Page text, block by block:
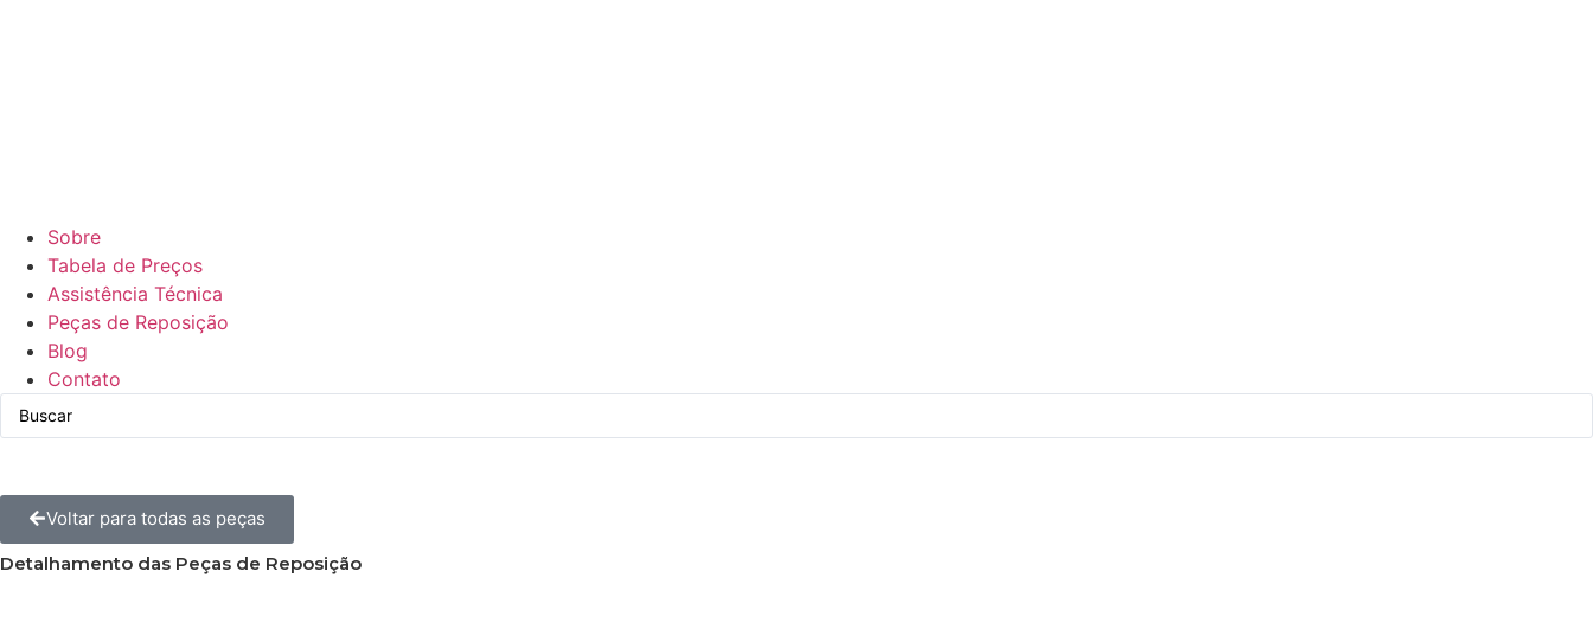
Sobre
Tabela de Preços
Assistência Técnica
Peças de Reposição
Blog
Contato
Voltar para todas as peças
Detalhamento das Peças de Reposição